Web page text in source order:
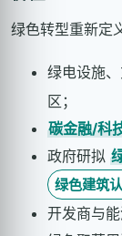
绿色转型重新定
绿电设施
区；
碳金融/科
政府研拟
绿色建筑
开发商与